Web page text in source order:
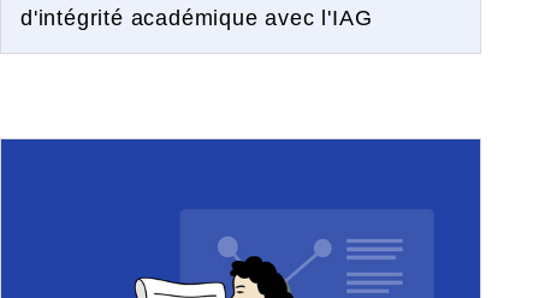
d'intégrité académique avec l'IAG